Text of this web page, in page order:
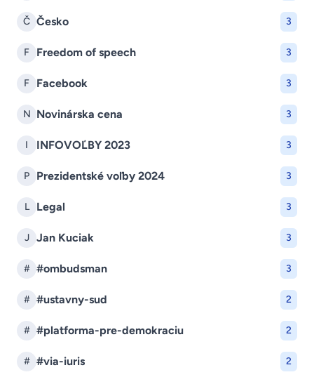
Č Česko 3
F Freedom of speech 3
F Facebook 3
N Novinárska cena 3
I INFOVOĽBY 2023 3
P Prezidentské voľby 2024 3
L Legal 3
J Jan Kuciak 3
# #ombudsman 3
# #ustavny-sud 2
# #platforma-pre-demokraciu 2
# #via-iuris 2